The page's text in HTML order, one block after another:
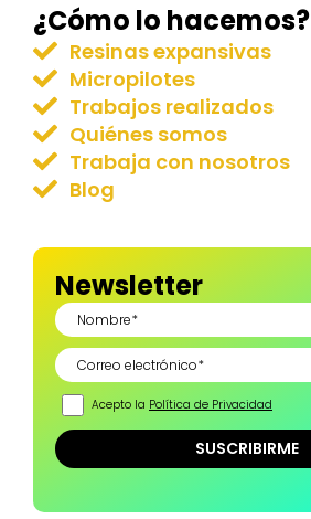
¿Cómo lo hacemos?
Resinas expansivas
Micropilotes
Trabajos realizados
Quiénes somos
Trabaja con nosotros
Blog
Newsletter
Acepto la Política de Privacidad